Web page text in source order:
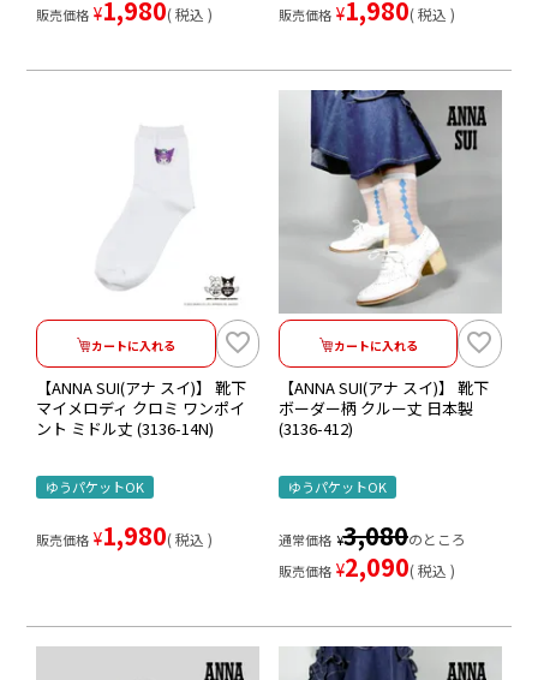
販売価格 ¥1,980 税込 販売価格 ¥1,980 税込
カートに入れる
【ANNA SUI(アナ スイ)】 靴下
マイメロディ クロミ ワンポイ
ント ミドル丈 (3136-14N)
ゆうパケットOK
販売価格 ¥1,980 税込
カートに入れる
【ANNA SUI(アナ スイ)】 靴下
ボーダー柄 クルー丈 日本製
(3136-412)
ゆうパケットOK
通常価格 ¥3,080のところ
販売価格 ¥2,090 税込